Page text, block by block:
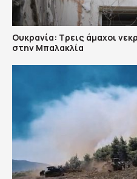
Ουκρανία: Τρεις άμαχοι
στην Μπαλακλία